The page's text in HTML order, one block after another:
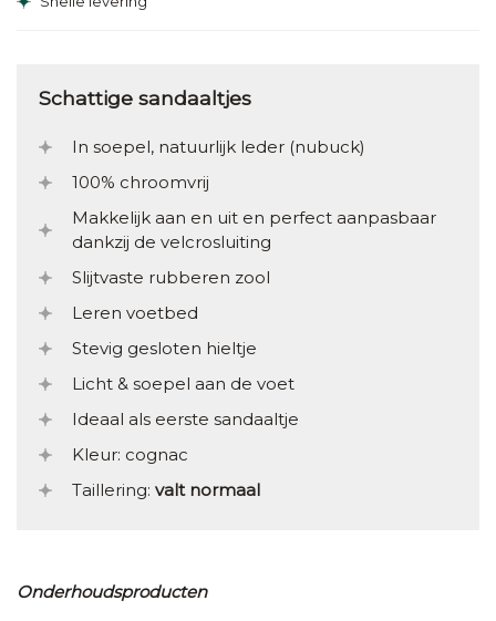
Schattige sandaaltjes
In soepel, natuurlijk leder (nubuck)
100% chroomvrij
Makkelijk aan en uit en perfect aanpasbaar
dankzij de velcrosluiting
Slijtvaste rubberen zool
Leren voetbed
Stevig gesloten hieltje
Licht & soepel aan de voet
Ideaal als eerste sandaaltje
Kleur: cognac
Taillering: valt normaal
Onderhoudsproducten